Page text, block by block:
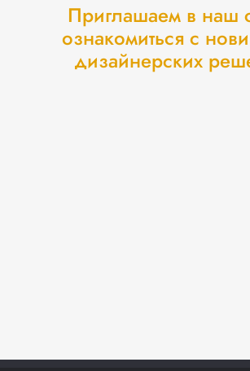
Приглашаем в наш
ознакомиться с
дизайнерских